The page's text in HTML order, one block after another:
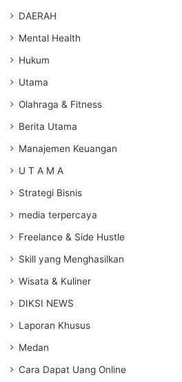
DAERAH
Mental Health
Hukum
Utama
Olahraga & Fitness
Berita Utama
Manajemen Keuangan
U T A M A
Strategi Bisnis
media terpercaya
Freelance & Side Hustle
Skill yang Menghasilkan
Wisata & Kuliner
DIKSI NEWS
Laporan Khusus
Medan
Cara Dapat Uang Online